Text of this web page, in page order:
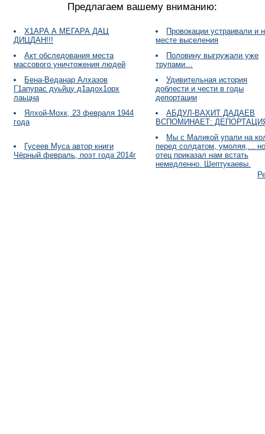
Предлагаем вашему вниманию:
Х1АРА А МЕГАРА ДАЦ
ДИЦДАН!!!
Провокации устраивали и
месте выселения
Акт обследования места
массового уничтожения людей
Половину выгружали уже
трупами…
Бена-Веданар Алхазов
Г1апурас дуьйцу д1адох1орх
лаьцна
Удивительная история
доблести и чести в годы
депортации
Ялхой-Мохк, 23 февраля 1944
года
АБДУЛ-ВАХИТ ДАДАЕВ
ВСПОМИНАЕТ:
Гусеев Муса автор книги
Чёрный февраль, поэт года 2014г
Мы с Маликой упали на
перед солдатом, умоляя,... но
отец приказал нам встать
немедленно. Шептукаевы.